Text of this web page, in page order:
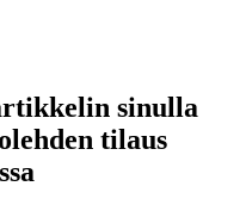
sinulla
tilaus